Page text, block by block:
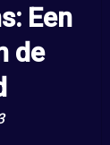
Een
de